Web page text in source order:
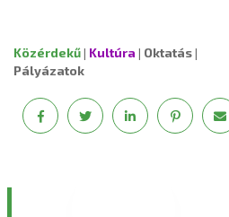
Közérdekű| Kultúra | Oktatás|
Pályázatok